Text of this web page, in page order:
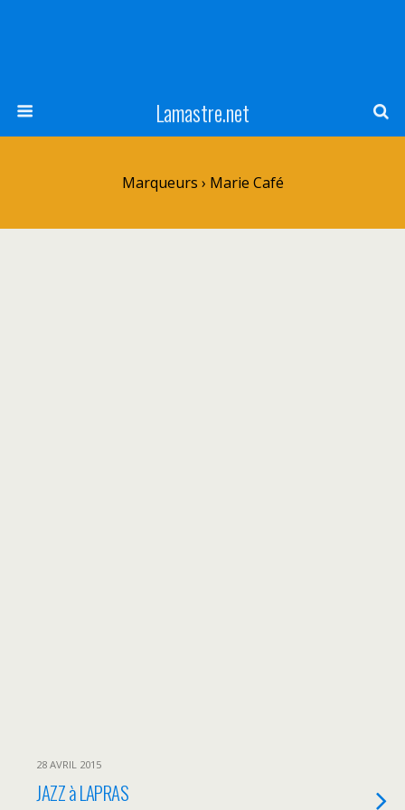
Lamastre.net
Marqueurs › Marie Café
28 AVRIL 2015
JAZZ à LAPRAS